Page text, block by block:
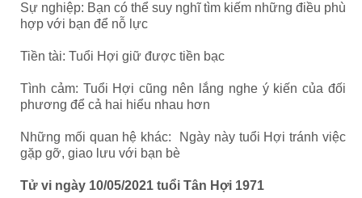
Sự nghiệp: Bạn có thể suy nghĩ tìm kiếm những điều phù
hợp với bạn để nỗ lực
Tiền tài: Tuổi Hợi giữ được tiền bạc
Tình cảm: Tuổi Hợi cũng nên lắng nghe ý kiến của đối
phương để cả hai hiểu nhau hơn
Những mối quan hệ khác: Ngày này tuổi Hợi tránh việc
gặp gỡ, giao lưu với bạn bè
Tử vi ngày 10/05/2021 tuổi Tân Hợi 1971